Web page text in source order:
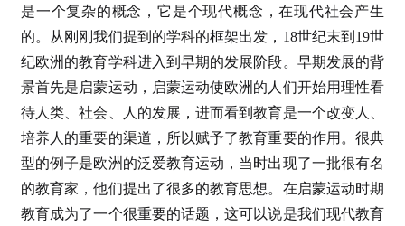
是一个复杂的概念，它是个现代概念，在现代社会产生
的。从刚刚我们提到的学科的框架出发，18世纪末到19世
纪欧洲的教育学科进入到早期的发展阶段。早期发展的背
景首先是启蒙运动，启蒙运动使欧洲的人们开始用理性看
待人类、社会、人的发展，进而看到教育是一个改变人、
培养人的重要的渠道，所以赋予了教育重要的作用。很典
型的例子是欧洲的泛爱教育运动，当时出现了一批很有名
的教育家，他们提出了很多的教育思想。在启蒙运动时期
教育成为了一个很重要的话题，这可以说是我们现代教育